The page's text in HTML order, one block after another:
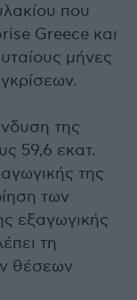
που
Greece και
μήνες
της
59,6 εκατ.
της
των
εξαγωγικής
τη
θέσεων